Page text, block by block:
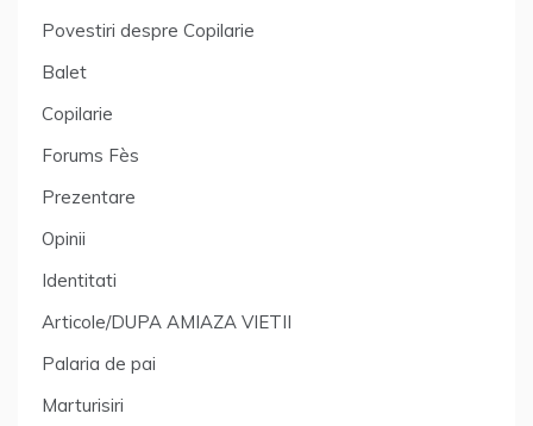
Povestiri despre Copilarie
Balet
Copilarie
Forums Fès
Prezentare
Opinii
Identitati
Articole/DUPA AMIAZA VIETII
Palaria de pai
Marturisiri